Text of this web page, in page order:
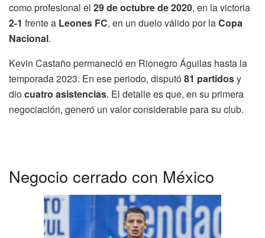
como profesional el 29 de octubre de 2020, en la victoria
2-1 frente a Leones FC, en un duelo válido por laCopa
Nacional.
Kevin Castaño permaneció en Rionegro Águilas hasta la
temporada 2023. En ese periodo, disputó81 partidosy
diocuatro asistencias. El detalle es que, en su primera
negociación, generó un valor considerable para su club.
Negocio cerrado con México